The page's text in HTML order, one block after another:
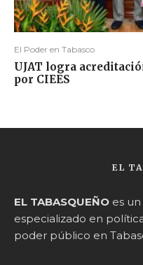
El Poder en Tabasco
UJAT logra
por CIEES
EL
EL TABASQUEÑO es
especializado en
poder público en